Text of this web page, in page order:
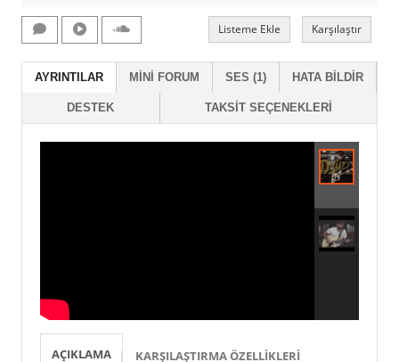
Listeme Ekle Karşılaştır
AYRINTILAR MINI FORUM SES (1) HATA BILDIR
DESTEK TAKSIT SEÇENEKLERI
AÇIKLAMA KARŞILAŞTIRMA ÖZELLIKLERI